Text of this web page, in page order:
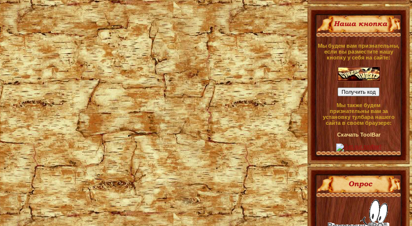
Мы будем вам признательны,
если вы разместите нашу
кнопку у себя на сайте:
Мы также будем
признательны вам за
установку тулбара нашего
сайта в своём браузере:
Скачать ToolBar